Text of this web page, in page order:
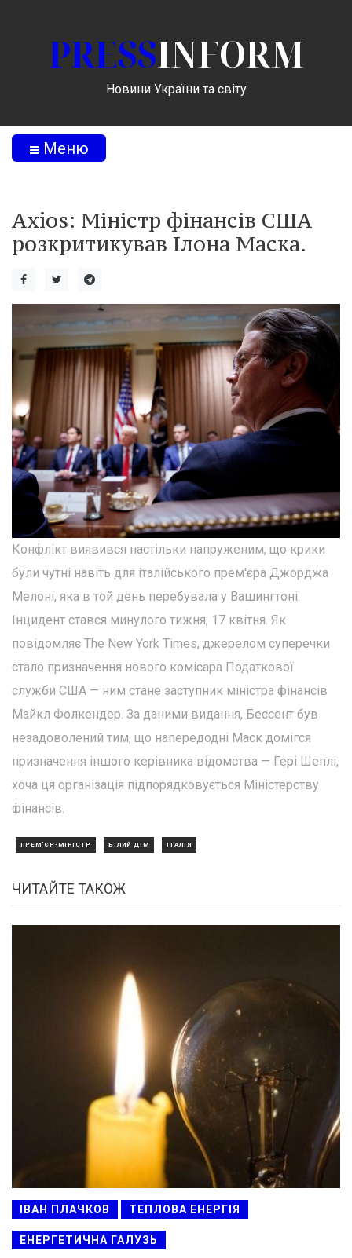
PRESSINFORM
Новини України та світу
Меню
Axios: Міністр фінансів США
розкритикував Ілона Маска.
Конфлікт виявився настільки напруженим, що крики
були чутні навіть для італійського прем'єра Джорджа
Мелоні, яка в той день перебувала у Вашингтоні.
Інцидент стався минулого тижня, 17 квітня. Як
повідомляє The New York Times, джерелом суперечки
стало призначення нового комісара Податкової
служби США — ним стане заступник міністра фінансів
Майкл Фолкендер. За даними видання, Бессент був
незадоволений тим, що напередодні Маск домігся
призначення іншого керівника відомства — Гері Шеплі,
хоча ця організація підпорядковується Міністерству
фінансів.
ПРЕМ'ЄР-МІНІСТР БІЛИЙ ДІМ ІТАЛІЯ
ЧИТАЙТЕ ТАКОЖ
ІВАН ПЛАЧКОВ ТЕПЛОВА ЕНЕРГІЯ
ЕНЕРГЕТИЧНА ГАЛУЗЬ